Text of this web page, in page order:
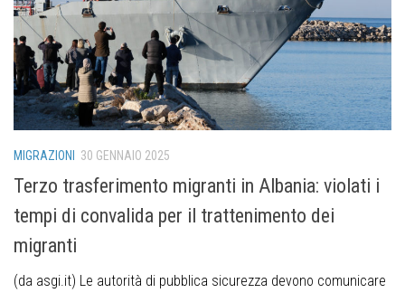
MIGRAZIONI 30 GENNAIO 2025
Terzo trasferimento migranti in Albania: violati i
tempi di convalida per il trattenimento dei
migranti­
(da asgi.it) Le autorità di pubblica sicurezza devono comunicare